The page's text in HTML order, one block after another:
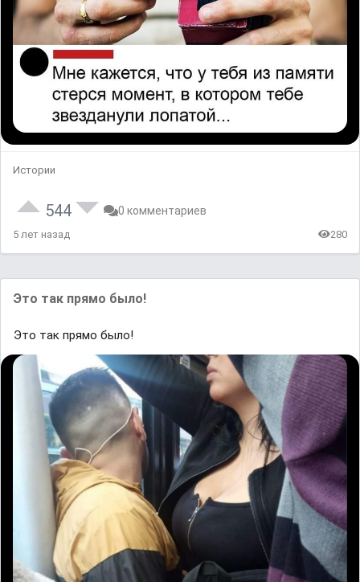
Истории
544 0 комментариев
5 лет назад 280
Это так прямо было!
Это так прямо было!